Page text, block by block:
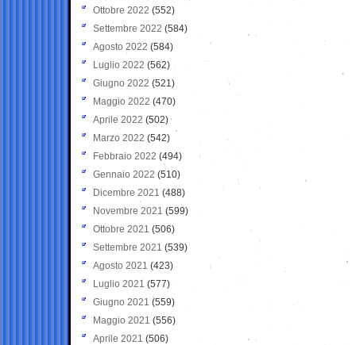
Ottobre 2022 (552)
Settembre 2022 (584)
Agosto 2022 (584)
Luglio 2022 (562)
Giugno 2022 (521)
Maggio 2022 (470)
Aprile 2022 (502)
Marzo 2022 (542)
Febbraio 2022 (494)
Gennaio 2022 (510)
Dicembre 2021 (488)
Novembre 2021 (599)
Ottobre 2021 (506)
Settembre 2021 (539)
Agosto 2021 (423)
Luglio 2021 (577)
Giugno 2021(559)
Maggio 2021 (556)
Aprile 2021 (506)